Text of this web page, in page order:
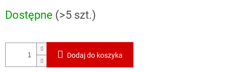
jednostkowa:
Dostępne (>5 szt.)
Dodaj do koszyka